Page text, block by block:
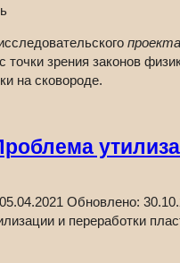
точки зрения законов
на сковороде.
05.04.2021 Обновлено: